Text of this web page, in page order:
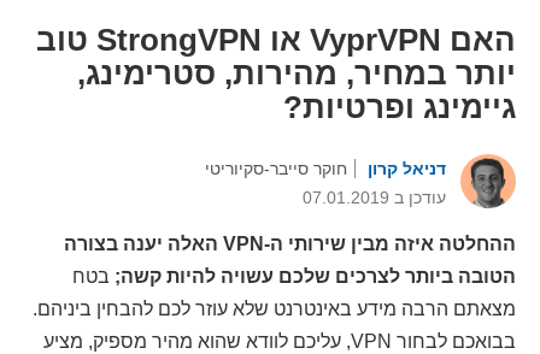
האם VyprVPN או StrongVPN טוב
יותר במחיר, מהירות, סטרימינג,
גיימינג ופרטיות?
דניאל קרון
חוקר סייבר-סקיוריטי
עודכן ב 07.01.2019
ההחלטה איזה מבין שירותי ה-VPN האלה יענה בצורה
הטובה ביותר לצרכים שלכם עשויה להיות קשה; בטח
מצאתם הרבה מידע באינטרנט שלא עוזר לכם להבחין ביניהם.
בבואכם לבחור VPN, עליכם לוודא שהוא מהיר מספיק, מציע